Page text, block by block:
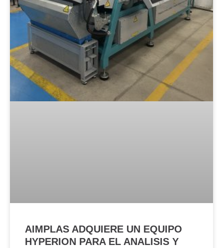
AIMPLAS ADQUIERE UN EQUIPO
HYPERION PARA EL ANALISIS Y